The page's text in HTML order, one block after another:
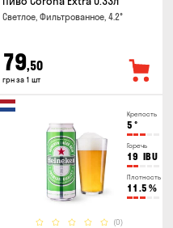
Светлое, Фильтрованное, 4.2°
79,50
грн за 1 шт
Крепость
5 °
Горечь
19 IBU
Плотность
11.5 %
(0)